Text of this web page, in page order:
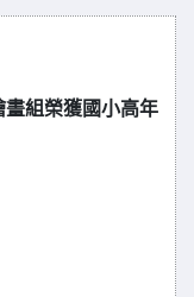
畫組榮獲國小高年